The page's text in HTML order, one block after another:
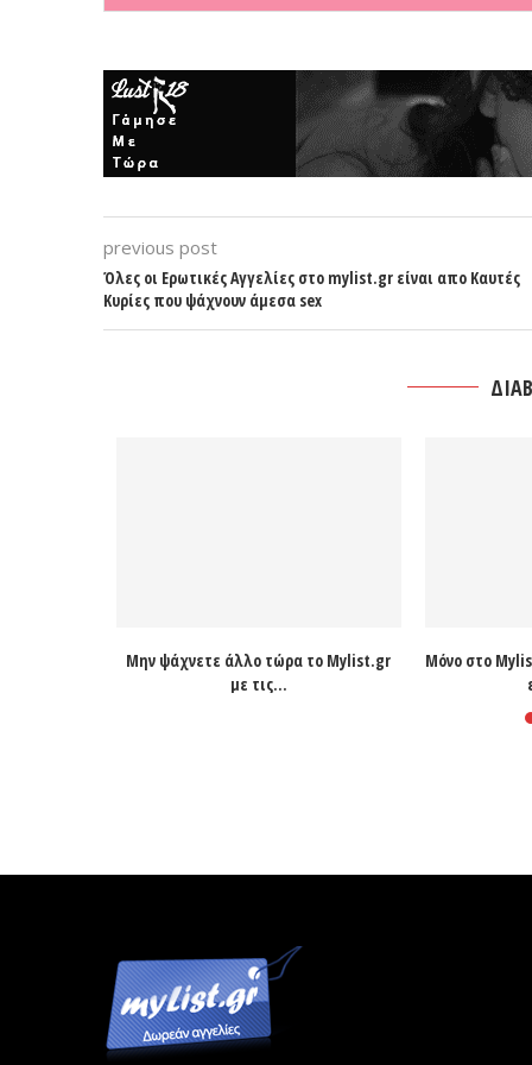
previous post
Όλες οι Ερωτικές Αγγελίες στο mylist.gr είναι απο Καυτές
Κυρίες που ψάχνουν άμεσα sex
Μην ψάχνετε άλλο τώρα το Mylist.gr
με τις...
Μόνο στο